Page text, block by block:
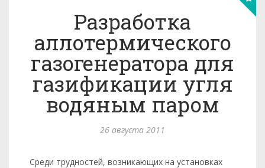
Разработка
аллотермического
газогенератора для
газификации угля
водяным паром
26 августа 2011
Среди трудностей, возникающих на установках